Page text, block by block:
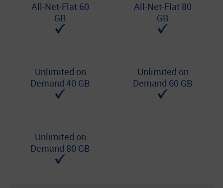
All-Net-Flat 60
GB
All-Net-Flat 80
GB
Unlimited on
Demand 40 GB
Unlimited on
Demand 60 GB
Unlimited on
Demand 80 GB